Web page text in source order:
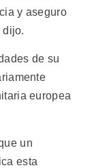
y aseguro
dijo.
de su
europea
un
esta